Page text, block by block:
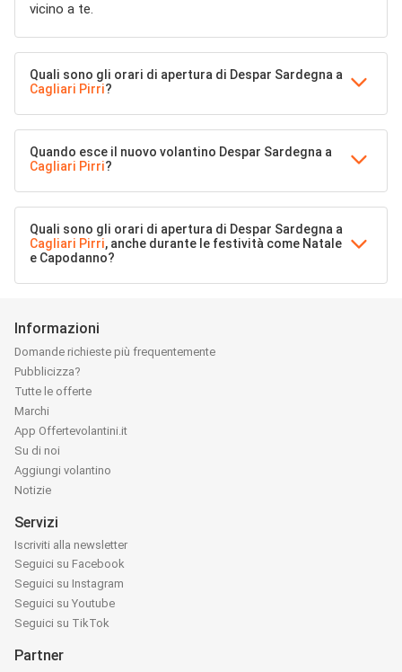
vicino a te.
Quali sono gli orari di apertura di Despar Sardegna a
Cagliari Pirri?
Quando esce il nuovo volantino Despar Sardegna a
Cagliari Pirri?
Quali sono gli orari di apertura di Despar Sardegna a
Cagliari Pirri, anche durante le festività come Natale
e Capodanno?
Informazioni
Domande richieste più frequentemente
Pubblicizza?
Tutte le offerte
Marchi
App Offertevolantini.it
Su di noi
Aggiungi volantino
Notizie
Servizi
Iscriviti alla newsletter
Seguici su Facebook
Seguici su Instagram
Seguici su Youtube
Seguici su TikTok
Partner